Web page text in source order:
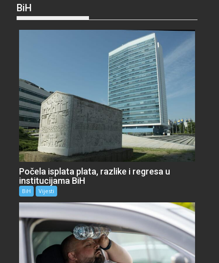
BiH
Počela isplata plata, razlike i regresa u
institucijama BiH
BiH Vijesti